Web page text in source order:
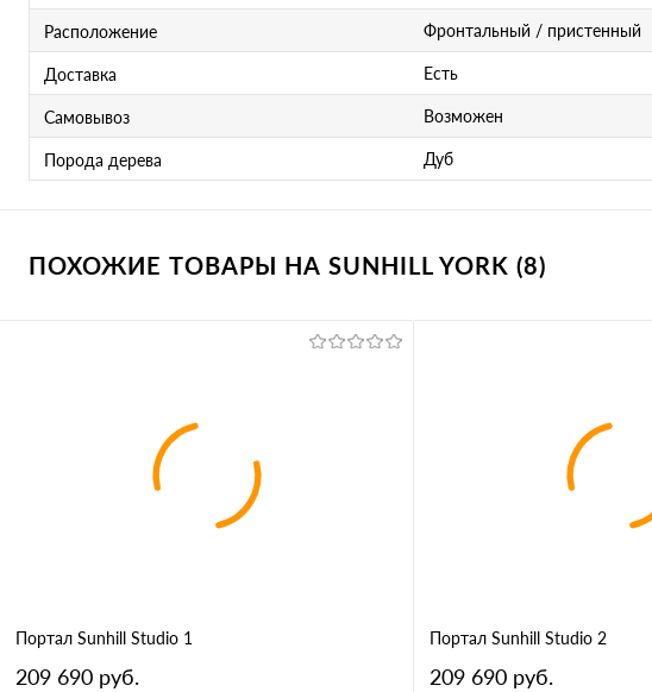
Расположение Фронтальный / пристенный
Доставка Есть
Самовывоз Возможен
Порода дерева Дуб
ПОХОЖИЕ ТОВАРЫ НА SUNHILL YORK (8)
Портал Sunhill Studio 1
209 690 руб.
Портал Sunhill Studio 2
209 690 руб.